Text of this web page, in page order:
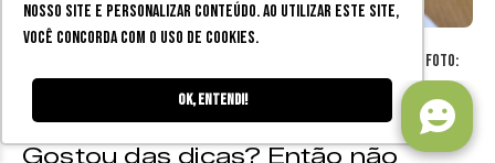
nosso site e personalizar conteúdo. Ao utilizar este site,
você concorda com o uso de cookies.
Ok, entendi!
Sorvetes diferentes em Juiz de Fora – Sorveteria Gelattu’s(Foto:
Instagram)
Gostou das dicas? Então não